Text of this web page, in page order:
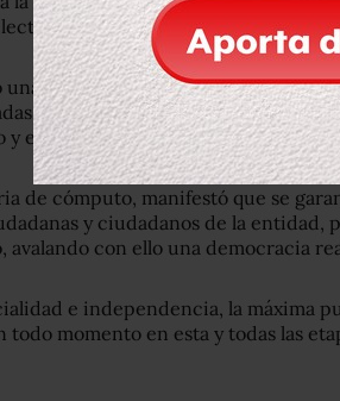
de Sonora.
una jornada electoral sin
de un rediseño democrático
estrechamente vinculada al imperio
de cómputo, manifestó que se
y ciudadanos de la entidad,
avalando con ello una democracia
e independencia, la máxima
momento en esta y todas las